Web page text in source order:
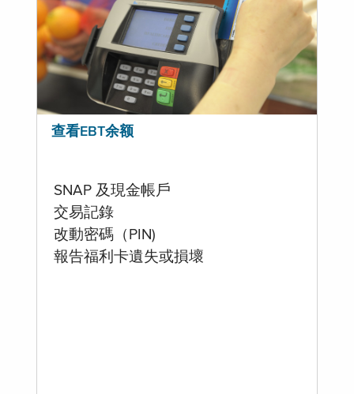
查看EBT余额
SNAP 及現金帳戶
交易記錄
改動密碼（PIN)
報告福利卡遺失或損壞